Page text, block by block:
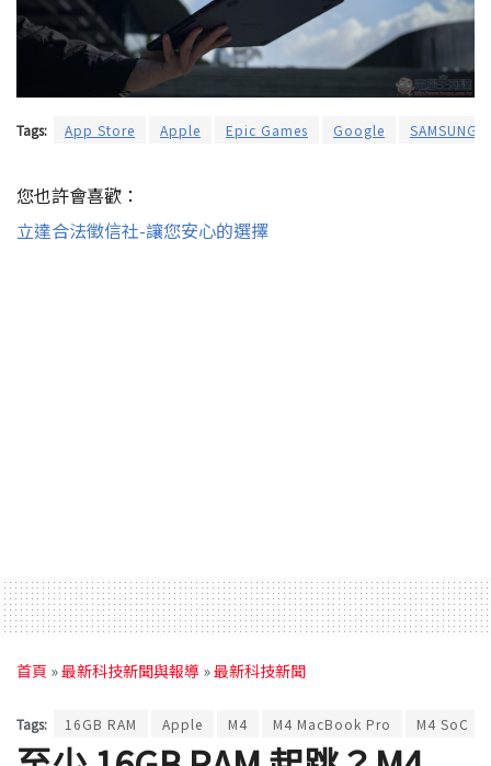
Tags: App Store Apple Epic Games Google SAMSUNG
您也許會喜歡：
立達合法徵信社-讓您安心的選擇
首頁 »最新科技新聞與報導 »最新科技新聞
Tags: 16GB RAM Apple M4 M4 MacBook Pro M4 SoC